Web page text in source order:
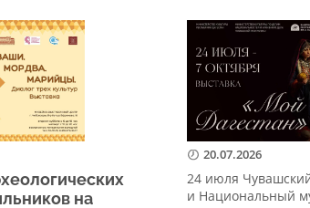
на
20.07.2026
24 июля
и Национальный